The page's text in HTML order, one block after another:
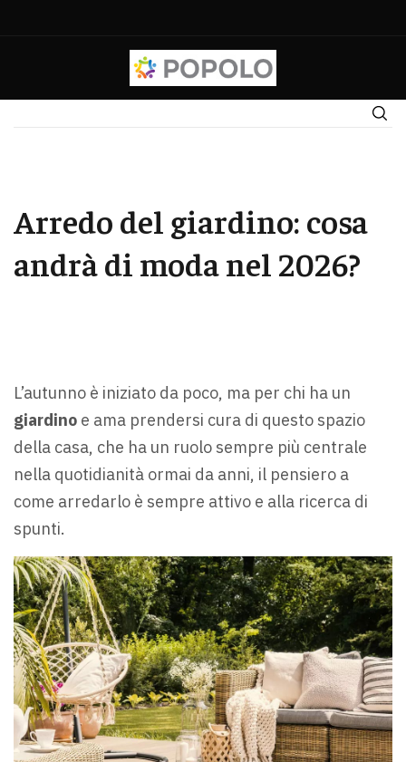
Arredo del giardino: cosa
andrà di moda nel 2026?
L’autunno è iniziato da poco, ma per chi ha un
giardino e ama prendersi cura di questo spazio
della casa, che ha un ruolo sempre più centrale
nella quotidianità ormai da anni, il pensiero a
come arredarlo è sempre attivo e alla ricerca di
spunti.